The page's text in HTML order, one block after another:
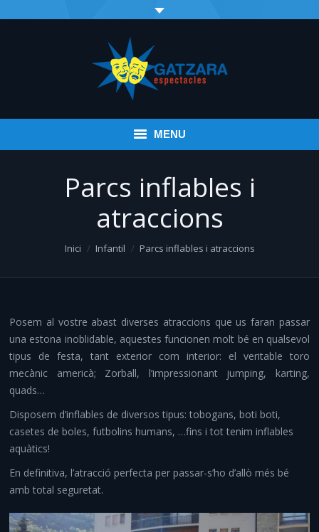
MENU
Comiats i aventura
Altres serveis
Contacte
Parcs inflables i
atraccions
You are here:Inici Infantil Parcs inflables i atraccions
Posem al vostre abast diverses atraccions que us faran passar
una estona inoblidable, aquestes funcionen molt bé en qualsevol
tipus de festa, tant exterior com interior: el veritable toro
mecànic americà; Zorball, l’impressionant jumping, karting,
quads…
Disposem d’inflables de diversos tipus: tobogans, boti boti,
casetes de boles, futbolins humans, …fins i tot tenim inflables
aquàtics!
En definitiva, l’atracció perfecta per passar-s’ho d’allò més bé
amb total seguretat.